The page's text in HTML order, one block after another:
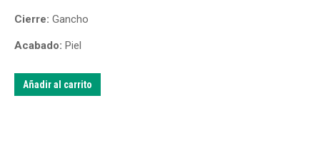
Cierre: Gancho
Acabado: Piel
Añadir al carrito